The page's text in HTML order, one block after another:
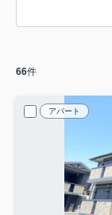
66件
アパート